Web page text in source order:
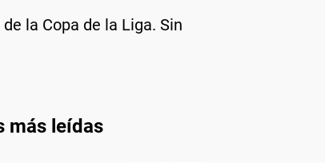
la Copa de la Liga. Sin
más leídas